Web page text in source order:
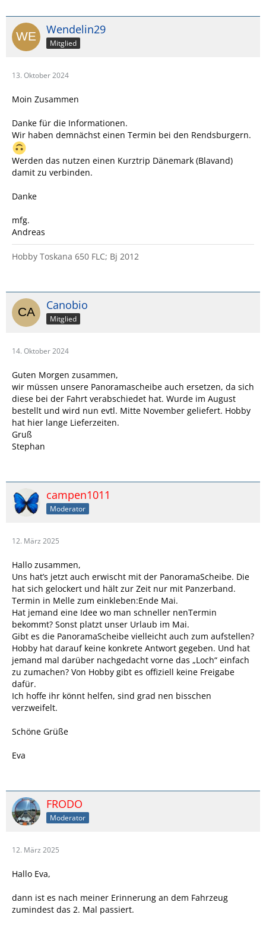
Wendelin29
Mitglied
13. Oktober 2024
Moin Zusammen
Danke für die Informationen.
Wir haben demnächst einen Termin bei den Rendsburgern.
Werden das nutzen einen Kurztrip Dänemark (Blavand)
damit zu verbinden.
Danke
mfg.
Andreas
Hobby Toskana 650 FLC; Bj 2012
Canobio
Mitglied
14. Oktober 2024
Guten Morgen zusammen,
wir müssen unsere Panoramascheibe auch ersetzen, da sich
diese bei der Fahrt verabschiedet hat. Wurde im August
bestellt und wird nun evtl. Mitte November geliefert. Hobby
hat hier lange Lieferzeiten.
Gruß
Stephan
campen1011
Moderator
12. März 2025
Hallo zusammen,
Uns hat’s jetzt auch erwischt mit der PanoramaScheibe. Die
hat sich gelockert und hält zur Zeit nur mit Panzerband.
Termin in Melle zum einkleben:Ende Mai.
Hat jemand eine Idee wo man schneller nenTermin
bekommt? Sonst platzt unser Urlaub im Mai.
Gibt es die PanoramaScheibe vielleicht auch zum aufstellen?
Hobby hat darauf keine konkrete Antwort gegeben. Und hat
jemand mal darüber nachgedacht vorne das „Loch“ einfach
zu zumachen? Von Hobby gibt es offiziell keine Freigabe
dafür.
Ich hoffe ihr könnt helfen, sind grad nen bisschen
verzweifelt.
Schöne Grüße
Eva
FRODO
Moderator
12. März 2025
Hallo Eva,
dann ist es nach meiner Erinnerung an dem Fahrzeug
zumindest das 2. Mal passiert.